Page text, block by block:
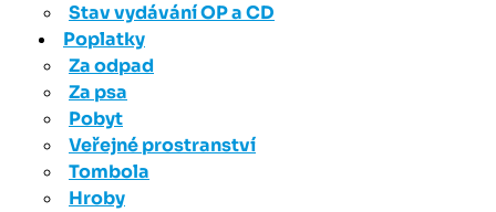
Stav vydávání OP a CD
Poplatky
Za odpad
Za psa
Pobyt
Veřejné prostranství
Tombola
Hroby